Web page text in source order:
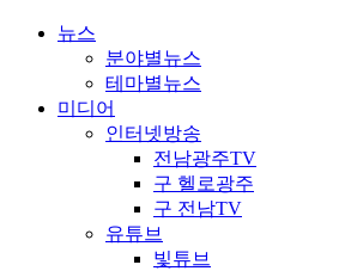
뉴스
분야별뉴스
테마별뉴스
미디어
인터넷방송
전남광주TV
구 헬로광주
구 전남TV
유튜브
빛튜브